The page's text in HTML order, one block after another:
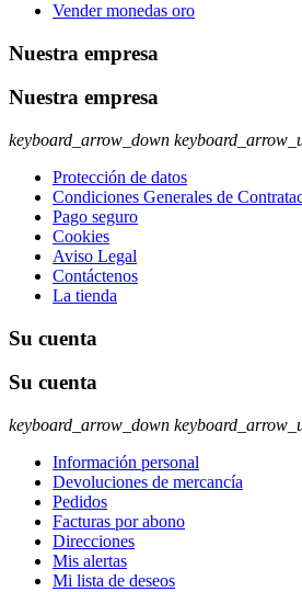
Vender monedas oro
Nuestra empresa
Nuestra empresa
keyboard_arrow_down
Protección de datos
Condiciones Generales de
Pago seguro
Cookies
Aviso Legal
Contáctenos
La tienda
Su cuenta
Su cuenta
keyboard_arrow_down
Información personal
Devoluciones de mercancía
Pedidos
Facturas por abono
Direcciones
Mis alertas
Mi lista de deseos